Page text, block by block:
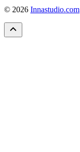
© 2026 Innastudio.com